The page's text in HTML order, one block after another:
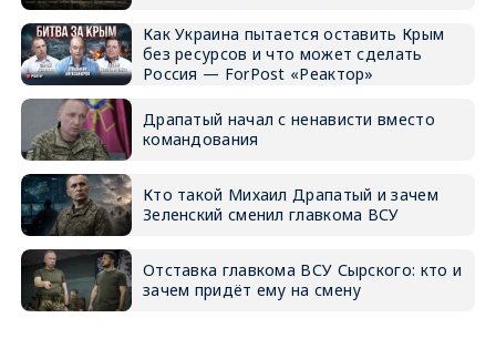
Как Украина пытается оставить Крым
без ресурсов и что может сделать
Россия — ForPost «Реактор»
Драпатый начал с ненависти вместо
командования
Кто такой Михаил Драпатый и зачем
Зеленский сменил главкома ВСУ
Отставка главкома ВСУ Сырского: кто и
зачем придёт ему на смену